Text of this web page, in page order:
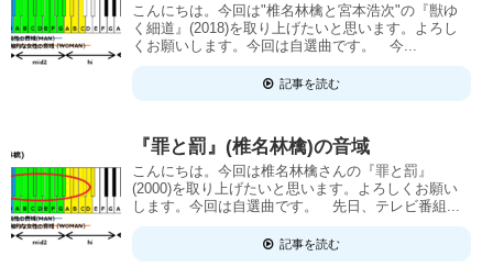
こんにちは。今回は"椎名林檎と宮本浩次"の『獣ゆ
く細道』(2018)を取り上げたいと思います。よろし
くお願いします。今回は自選曲です。 今...
記事を読む
『罪と罰』(椎名林檎)の音域
こんにちは。今回は椎名林檎さんの『罪と罰』
(2000)を取り上げたいと思います。よろしくお願い
します。今回は自選曲です。 先日、テレビ番組...
記事を読む